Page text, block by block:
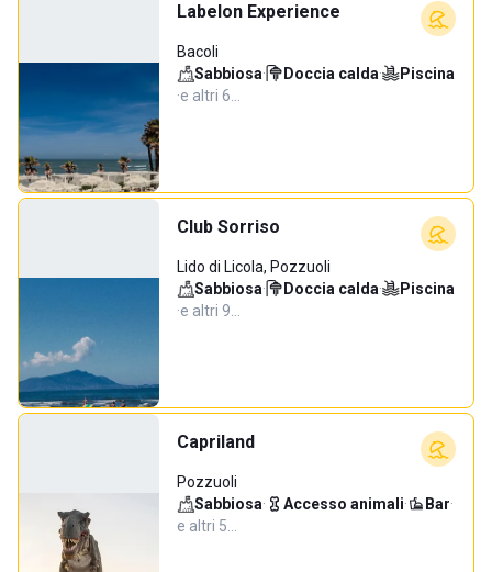
Labelon Experience
Bacoli
Sabbiosa· Doccia calda·
Piscina
·e altri 6…
Club Sorriso
Lido di Licola, Pozzuoli
Sabbiosa· Doccia calda·
Piscina
·e altri 9…
Capriland
Pozzuoli
Sabbiosa· Accesso animali· Bar·
e altri 5…